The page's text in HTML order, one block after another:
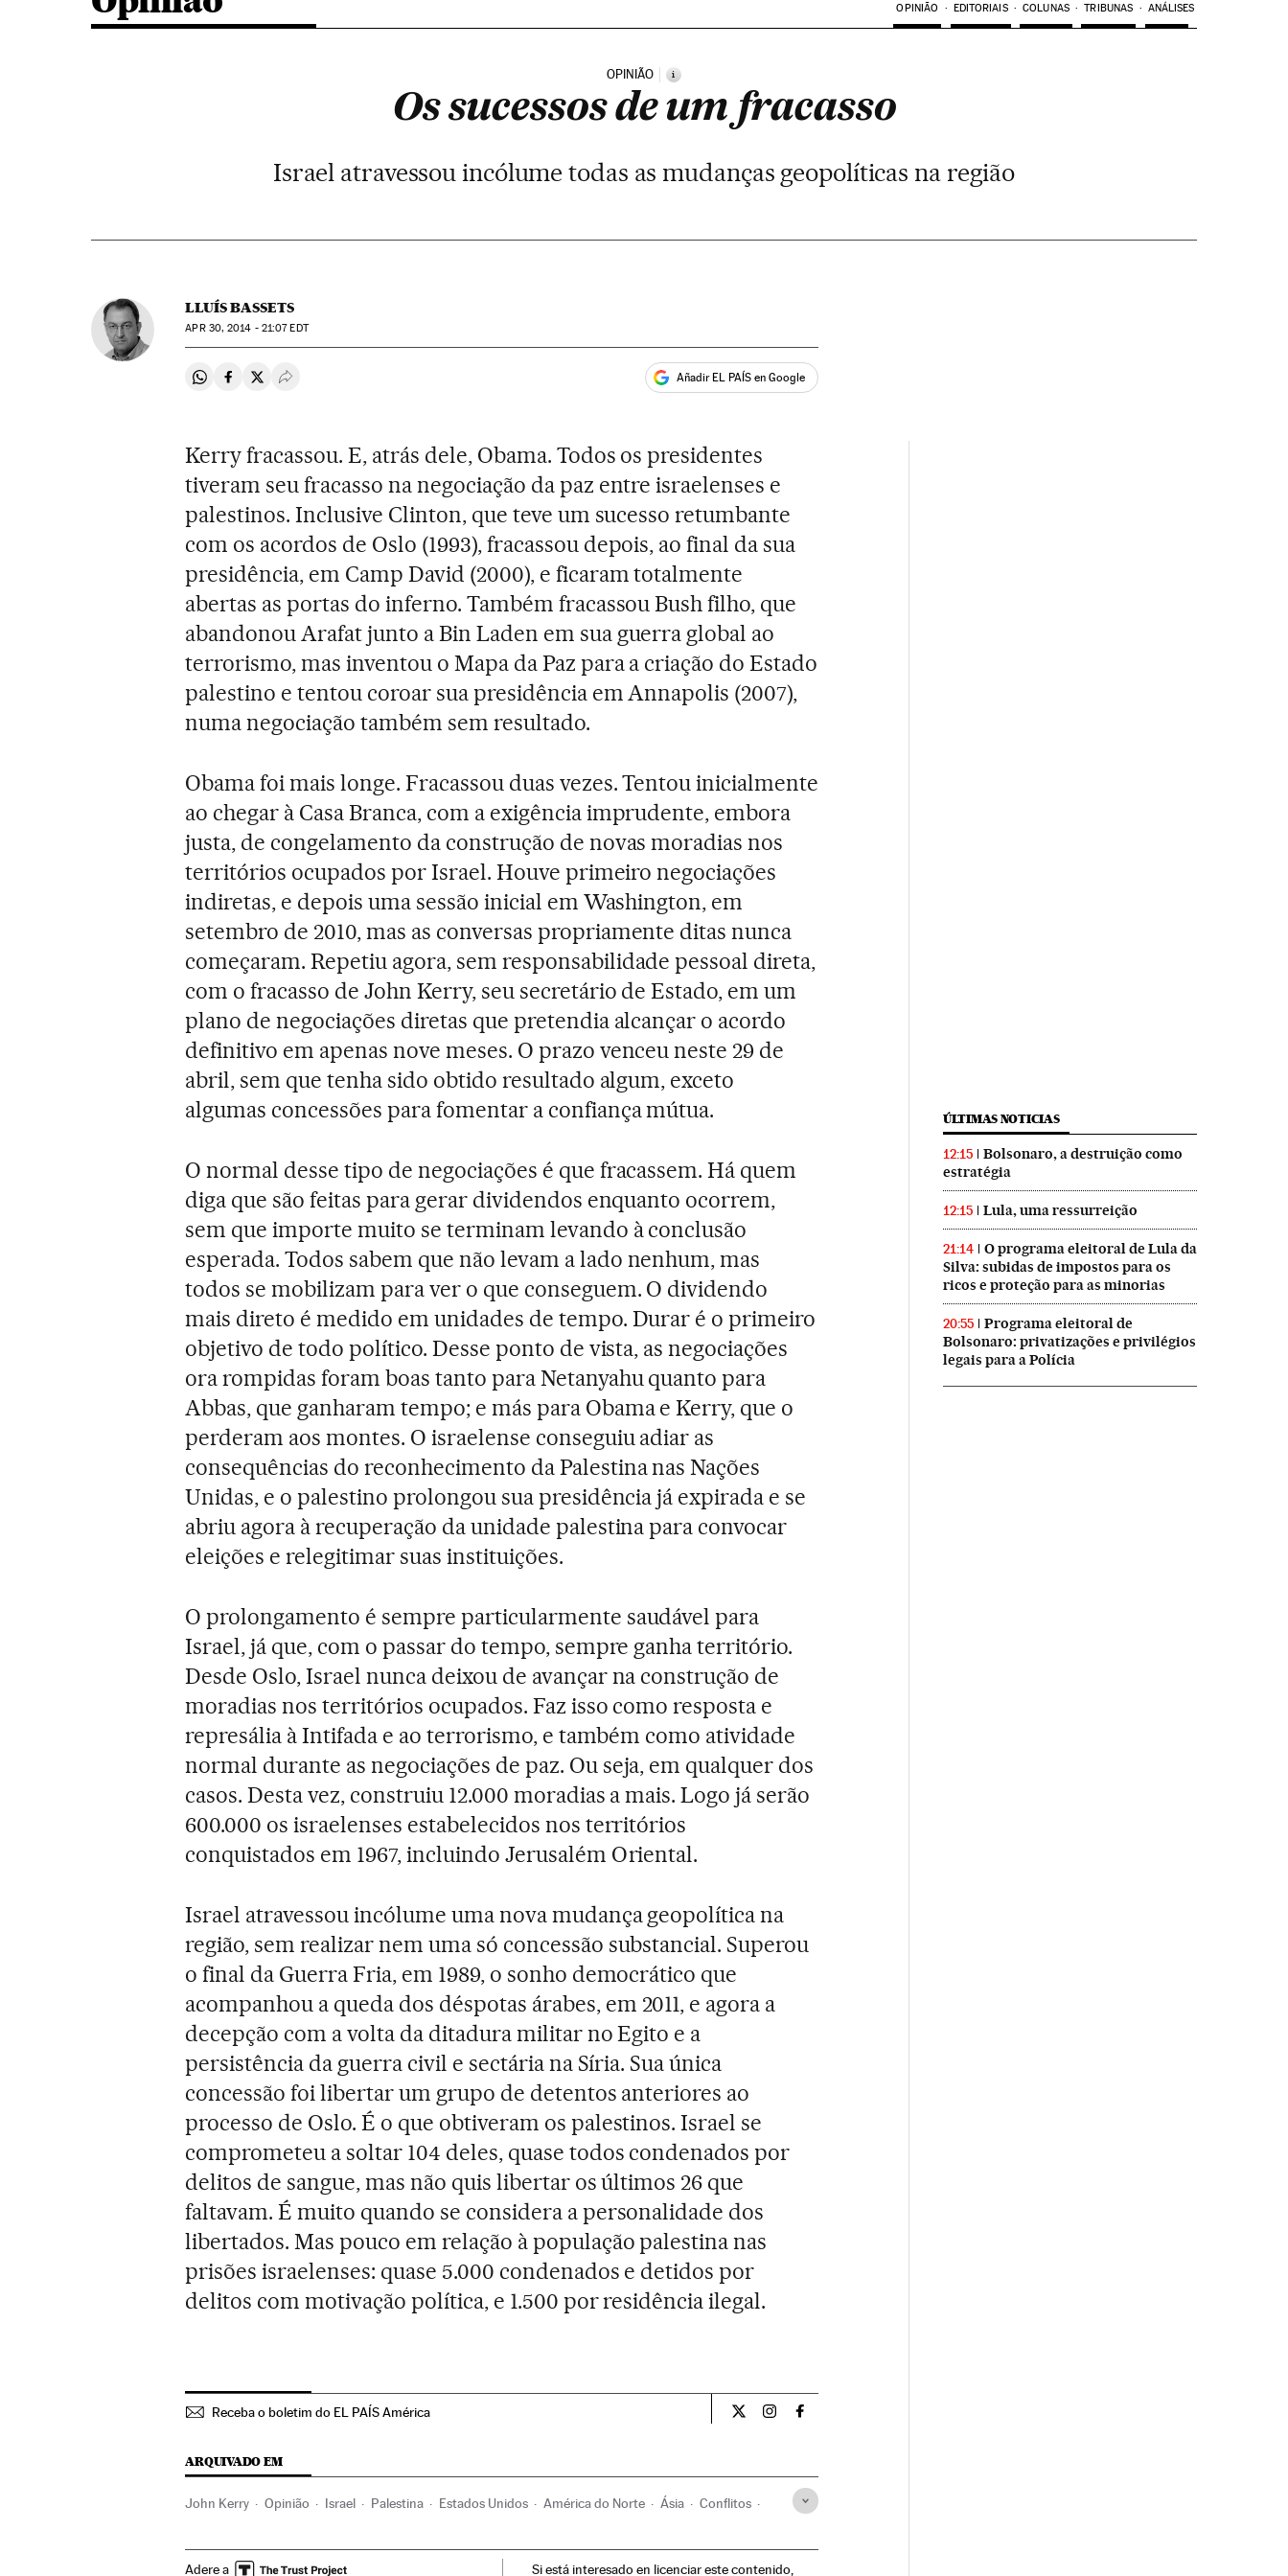
OPINIÃO EDITORIAIS COLUNAS TRIBUNAS ANÁLISES
OPINIÃO i
Os sucessos de um fracasso
Israel atravessou incólume todas as mudanças geopolíticas na região
LLUÍS BASSETS
APR30, 2014 - 21:07EDT
Compartir en Whatsapp
Compartir en Facebook
Compartir en Twitter
Desplegar Redes Sociales Añadir EL PAÍS en Google
Kerry fracassou. E, atrás dele, Obama. Todos os presidentes
tiveram seu fracasso na negociação da paz entre israelenses e
palestinos. Inclusive Clinton, que teve um sucesso retumbante
com os acordos de Oslo (1993), fracassou depois, ao final da sua
presidência, em Camp David (2000), e ficaram totalmente
abertas as portas do inferno. Também fracassou Bush filho, que
abandonou Arafat junto a Bin Laden em sua guerra global ao
terrorismo, mas inventou o Mapa da Paz para a criação do Estado
palestino e tentou coroar sua presidência em Annapolis (2007),
numa negociação também sem resultado.
Obama foi mais longe. Fracassou duas vezes. Tentou inicialmente
ao chegar à Casa Branca, com a exigência imprudente, embora
justa, de congelamento da construção de novas moradias nos
territórios ocupados por Israel. Houve primeiro negociações
indiretas, e depois uma sessão inicial em Washington, em
setembro de 2010, mas as conversas propriamente ditas nunca
começaram. Repetiu agora, sem responsabilidade pessoal direta,
com o fracasso de John Kerry, seu secretário de Estado, em um
plano de negociações diretas que pretendia alcançar o acordo
definitivo em apenas nove meses. O prazo venceu neste 29 de
abril, sem que tenha sido obtido resultado algum, exceto
algumas concessões para fomentar a confiança mútua.
O normal desse tipo de negociações é que fracassem. Há quem
diga que são feitas para gerar dividendos enquanto ocorrem,
sem que importe muito se terminam levando à conclusão
esperada. Todos sabem que não levam a lado nenhum, mas
todos se mobilizam para ver o que conseguem. O dividendo
mais direto é medido em unidades de tempo. Durar é o primeiro
objetivo de todo político. Desse ponto de vista, as negociações
ora rompidas foram boas tanto para Netanyahu quanto para
Abbas, que ganharam tempo; e más para Obama e Kerry, que o
perderam aos montes. O israelense conseguiu adiar as
consequências do reconhecimento da Palestina nas Nações
Unidas, e o palestino prolongou sua presidência já expirada e se
abriu agora à recuperação da unidade palestina para convocar
eleições e relegitimar suas instituições.
O prolongamento é sempre particularmente saudável para
Israel, já que, com o passar do tempo, sempre ganha território.
Desde Oslo, Israel nunca deixou de avançar na construção de
moradias nos territórios ocupados. Faz isso como resposta e
represália à Intifada e ao terrorismo, e também como atividade
normal durante as negociações de paz. Ou seja, em qualquer dos
casos. Desta vez, construiu 12.000 moradias a mais. Logo já serão
600.000 os israelenses estabelecidos nos territórios
conquistados em 1967, incluindo Jerusalém Oriental.
Israel atravessou incólume uma nova mudança geopolítica na
região, sem realizar nem uma só concessão substancial. Superou
o final da Guerra Fria, em 1989, o sonho democrático que
acompanhou a queda dos déspotas árabes, em 2011, e agora a
decepção com a volta da ditadura militar no Egito e a
persistência da guerra civil e sectária na Síria. Sua única
concessão foi libertar um grupo de detentos anteriores ao
processo de Oslo. É o que obtiveram os palestinos. Israel se
comprometeu a soltar 104 deles, quase todos condenados por
delitos de sangue, mas não quis libertar os últimos 26 que
faltavam. É muito quando se considera a personalidade dos
libertados. Mas pouco em relação à população palestina nas
prisões israelenses: quase 5.000 condenados e detidos por
delitos com motivação política, e 1.500 por residência ilegal.
Receba o boletim do EL PAÍS América Opiniao El País Brasil en Twitter
Opiniao El País Brasil en Instagram
Opiniao El País Brasil en Facebook
ARQUIVADO EM
John Kerry Opinião Israel Palestina Estados Unidos América do Norte Ásia Conflitos
Adere a
Si está interesado en licenciar este contenido,
ÚLTIMAS NOTICIAS
12:15
Bolsonaro, a destruição como
estratégia
12:15 Lula, uma ressurreição
21:14
O programa eleitoral de Lula da
Silva: subidas de impostos para os
ricos e proteção para as minorias
20:55
Programa eleitoral de
Bolsonaro: privatizações e privilégios
legais para a Polícia